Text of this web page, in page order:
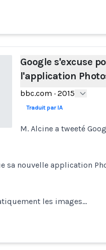
Google s'excuse
l'application
bbc.com · 2015
Traduit par IA
M. Alcine a tweeté
sa nouvelle application
les images…